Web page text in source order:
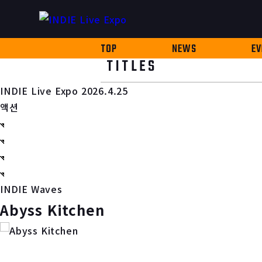
TOP NEWS
TITLES
INDIE Live Expo 2026.4.25
액션
INDIE Waves
Abyss Kitchen